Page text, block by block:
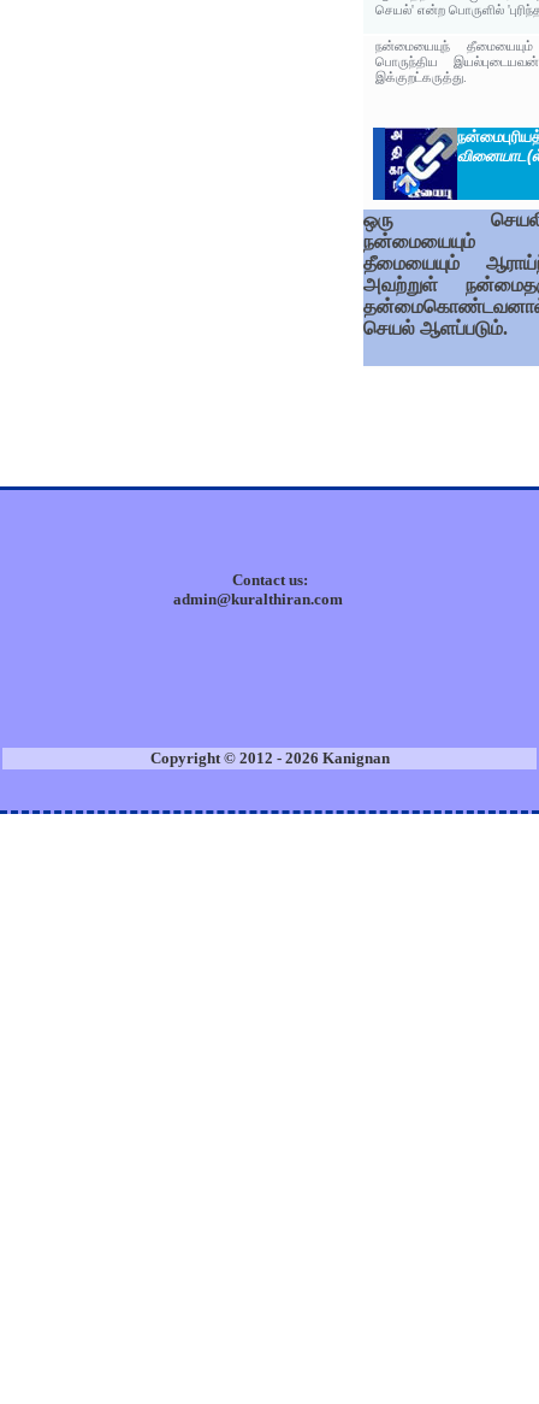
செயல்' என்ற பொருளில்
நன்மையையுந்
பொருந்திய
இக்குறட்கருத்து.
ஒரு
நன்மையையும்
தீமையையும்
அவற்றுள்
செயல் ஆளப்படும்.
Contact us:
admin@kuralthiran.com
Copyright © 2012 - 2026 Kanignan